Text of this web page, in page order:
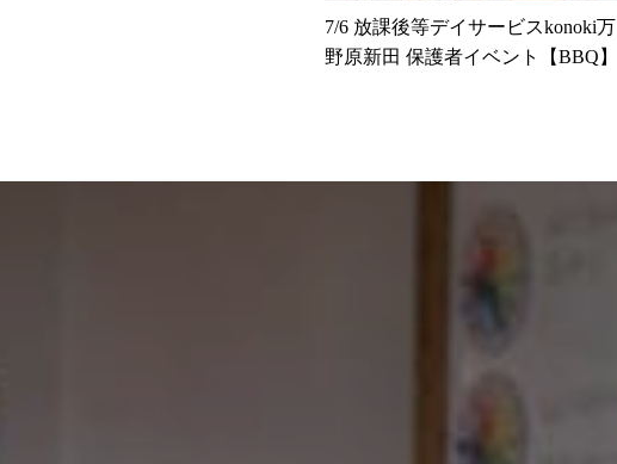
7/6 放課後等デイサービスkonoki万
野原新田 保護者イベント【BBQ】